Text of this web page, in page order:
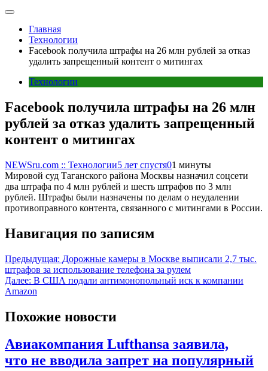
Главная
Технологии
Facebook получила штрафы на 26 млн рублей за отказ
удалить запрещенный контент о митингах
Технологии
Facebook получила штрафы на 26 млн
рублей за отказ удалить запрещенный
контент о митингах
NEWSru.com :: Технологии5 лет спустя01 минуты
Мировой суд Таганского района Москвы назначил соцсети
два штрафа по 4 млн рублей и шесть штрафов по 3 млн
рублей. Штрафы были назначены по делам о неудалении
противоправного контента, связанного с митингами в России.
Навигация по записям
Предыдущая: Дорожные камеры в Москве выписали 2,7 тыс.
штрафов за использование телефона за рулем
Далее: В США подали антимонопольный иск к компании
Amazon
Похожие новости
Авиакомпания Lufthansa заявила,
что не вводила запрет на популярный